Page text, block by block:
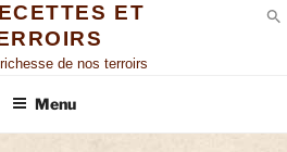
ET
de nos terroirs
Menu